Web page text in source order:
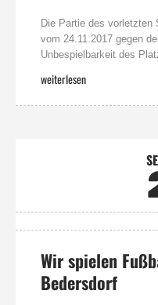
Die Partie des vorletzten
vom 24.11.2017 gegen
Unbespielbarkeit des
weiterlesen
Wir spielen
Bedersdorf